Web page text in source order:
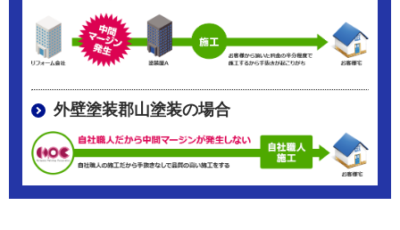
外壁塗装郡山塗装の場合